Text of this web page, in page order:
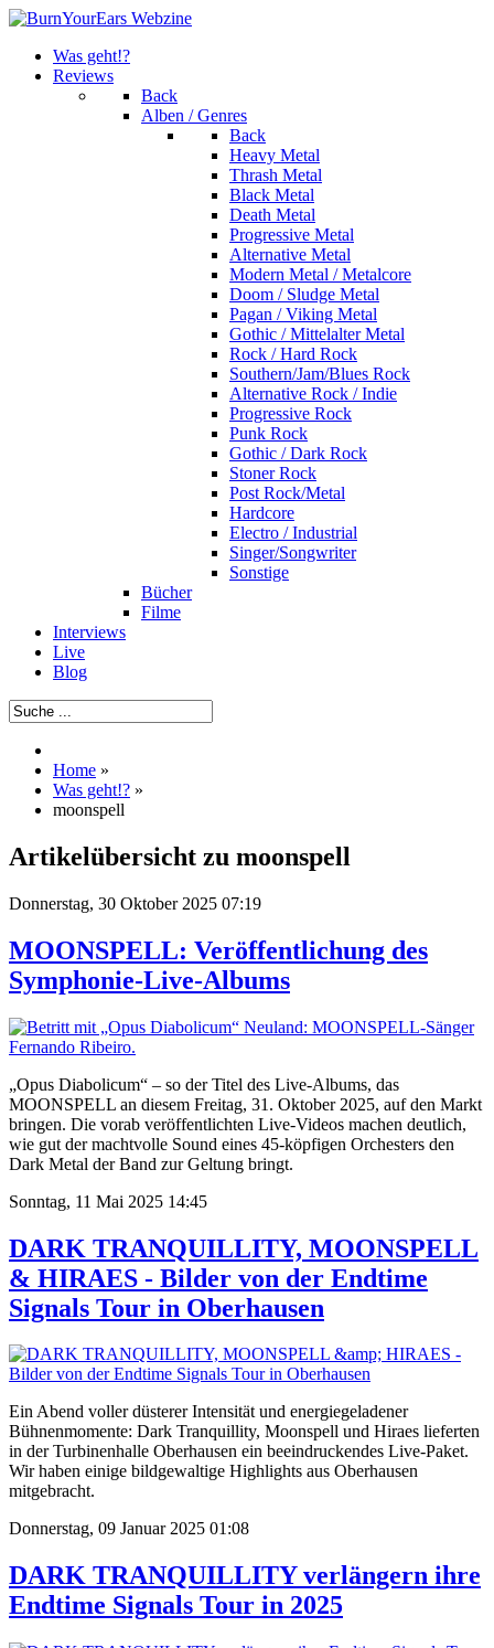
Was geht!?
Reviews
Back
Alben / Genres
Back
Heavy Metal
Thrash Metal
Black Metal
Death Metal
Progressive Metal
Alternative Metal
Modern Metal / Metalcore
Doom / Sludge Metal
Pagan / Viking Metal
Gothic / Mittelalter Metal
Rock / Hard Rock
Southern/Jam/Blues Rock
Alternative Rock / Indie
Progressive Rock
Punk Rock
Gothic / Dark Rock
Stoner Rock
Post Rock/Metal
Hardcore
Electro / Industrial
Singer/Songwriter
Sonstige
Bücher
Filme
Interviews
Live
Blog
Home »
Was geht!? »
moonspell
Artikelübersicht zu moonspell
Donnerstag, 30 Oktober 2025 07:19
MOONSPELL: Veröffentlichung des
Symphonie-Live-Albums
„Opus Diabolicum“ – so der Titel des Live-Albums, das
MOONSPELL an diesem Freitag, 31. Oktober 2025, auf den Markt
bringen. Die vorab veröffentlichten Live-Videos machen deutlich,
wie gut der machtvolle Sound eines 45-köpfigen Orchesters den
Dark Metal der Band zur Geltung bringt.
Sonntag, 11 Mai 2025 14:45
DARK TRANQUILLITY, MOONSPELL
& HIRAES - Bilder von der Endtime
Signals Tour in Oberhausen
Ein Abend voller düsterer Intensität und energiegeladener
Bühnenmomente: Dark Tranquillity, Moonspell und Hiraes lieferten
in der Turbinenhalle Oberhausen ein beeindruckendes Live-Paket.
Wir haben einige bildgewaltige Highlights aus Oberhausen
mitgebracht.
Donnerstag, 09 Januar 2025 01:08
DARK TRANQUILLITY verlängern ihre
Endtime Signals Tour in 2025